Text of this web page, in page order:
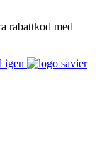
rabattkod med
igen